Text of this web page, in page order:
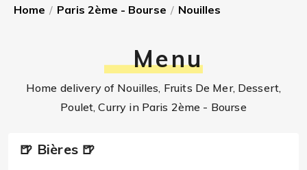
Home / Paris 2ème - Bourse / Nouilles
Menu
Home delivery of Nouilles, Fruits De Mer, Dessert,
Poulet, Curry in Paris 2ème - Bourse
🍺 Bières 🍺